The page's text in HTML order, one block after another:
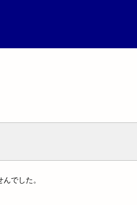
でした。